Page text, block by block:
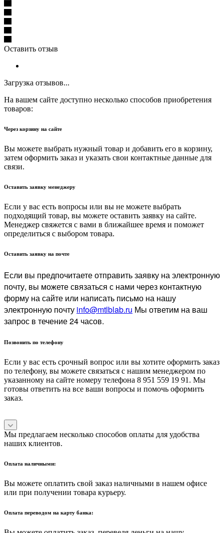
Оставить отзыв
Загрузка отзывов...
На вашем сайте доступно несколько способов приобретения
товаров:
Через корзину на сайте
Вы можете выбрать нужный товар и добавить его в корзину,
затем оформить заказ и указать свои контактные данные для
связи.
Оставить заявку менеджеру
Если у вас есть вопросы или вы не можете выбрать
подходящий товар, вы можете оставить заявку на сайте.
Менеджер свяжется с вами в ближайшее время и поможет
определиться с выбором товара.
Оставить заявку на почте
Если вы предпочитаете отправить заявку на электронную
почту, вы можете связаться с нами через контактную
форму на сайте или написать письмо на нашу
электронную почту info@mtlblab.ru Мы ответим на ваш
запрос в течение 24 часов.
Позвонить по телефону
Если у вас есть срочный вопрос или вы хотите оформить заказ
по телефону, вы можете связаться с нашим менеджером по
указанному на сайте номеру телефона 8 951 559 19 91. Мы
готовы ответить на все ваши вопросы и помочь оформить
заказ.
Мы предлагаем несколько способов оплаты для удобства
наших клиентов.
Оплата наличными:
Вы можете оплатить свой заказ наличными в нашем офисе
или при получении товара курьеру.
Оплата переводом на карту банка: